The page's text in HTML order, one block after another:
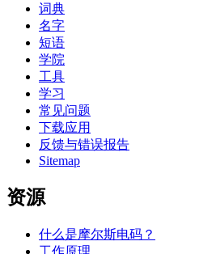
词典
名字
短语
学院
工具
学习
常见问题
下载应用
反馈与错误报告
Sitemap
资源
什么是摩尔斯电码？
工作原理